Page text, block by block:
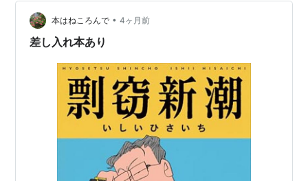
本はねころんで • 4ヶ月前
差し入れ本あり